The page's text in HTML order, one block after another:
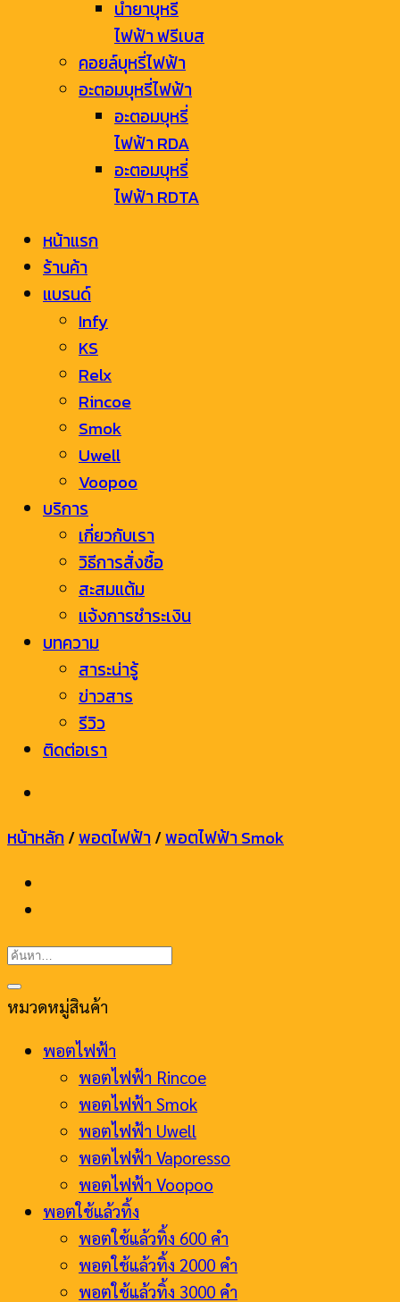
น้ำยาบุหรี่
ไฟฟ้า ฟรีเบส
คอยล์บุหรี่ไฟฟ้า
อะตอมบุหรี่ไฟฟ้า
อะตอมบุหรี่
ไฟฟ้า RDA
อะตอมบุหรี่
ไฟฟ้า RDTA
หน้าแรก
ร้านค้า
แบรนด์
Infy
KS
Relx
Rincoe
Smok
Uwell
Voopoo
บริการ
เกี่ยวกับเรา
วิธีการสั่งซื้อ
สะสมแต้ม
แจ้งการชำระเงิน
บทความ
สาระน่ารู้
ข่าวสาร
รีวิว
ติดต่อเรา
หน้าหลัก/พอตไฟฟ้า/พอตไฟฟ้า Smok
ค้นหา:
หมวดหมู่สินค้า
พอตไฟฟ้า
พอตไฟฟ้า Rincoe
พอตไฟฟ้า Smok
พอตไฟฟ้า Uwell
พอตไฟฟ้า Vaporesso
พอตไฟฟ้า Voopoo
พอตใช้แล้วทิ้ง
พอตใช้แล้วทิ้ง 600 คำ
พอตใช้แล้วทิ้ง 2000 คำ
พอตใช้แล้วทิ้ง 3000 คำ